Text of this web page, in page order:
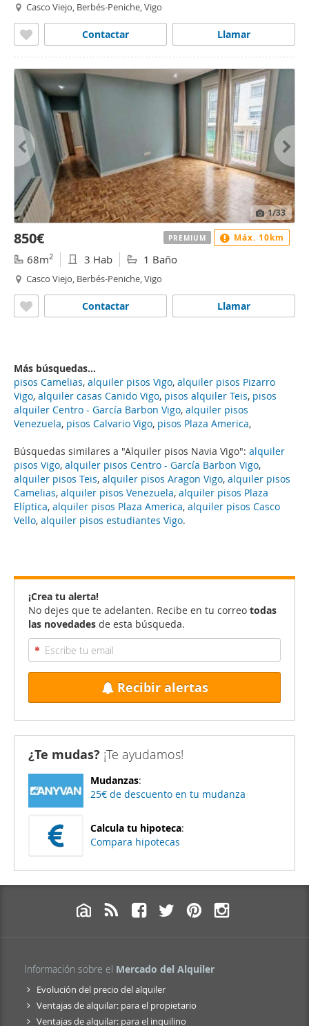
Búsquedas similares a "Alquiler pisos Navia Vigo": alquiler
pisos Vigo, alquiler pisos Centro - García Barbon Vigo,
alquiler pisos Teis, alquiler pisos Aragon Vigo, alquiler pisos
Camelias, alquiler pisos Venezuela, alquiler pisos Plaza
Elíptica, alquiler pisos Plaza America, alquiler pisos Casco
Vello, alquiler pisos estudiantes Vigo.
Casco Viejo, Berbés-Peniche, Vigo
Llamar
Contactar
1/33
850€
68m2 3 Hab 1 Baño
Casco Viejo, Berbés-Peniche, Vigo
Llamar
Contactar
PREMIUM Máx. 10km
Más búsquedas...
pisos Camelias, alquiler pisos Vigo, alquiler pisos Pizarro
Vigo, alquiler casas Canido Vigo, pisos alquiler Teis, pisos
alquiler Centro - García Barbon Vigo, alquiler pisos
Venezuela, pisos Calvario Vigo, pisos Plaza America,
¡Crea tu alerta!
No dejes que te adelanten. Recibe en tu correo todas
las novedades de esta búsqueda.
Recibir alertas
¿Te mudas? ¡Te ayudamos!
Mudanzas:
25€ de descuento en tu mudanza
Calcula tu hipoteca:
Compara hipotecas
Información sobre el Mercado del Alquiler
Evolución del precio del alquiler
Ventajas de alquilar: para el propietario
Ventajas de alquilar: para el inquilino